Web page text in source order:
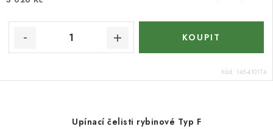
Kód: 145-410174
Upínací čelisti rybinové Typ F